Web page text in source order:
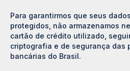
Para garantirmos que seus
protegidos, não armazenamos
cartão de crédito utilizado,
criptografia e de segurança das
bancárias do Brasil.